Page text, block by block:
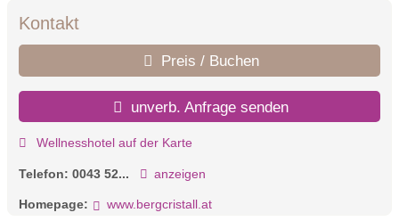
Kontakt
Preis / Buchen
unverb. Anfrage senden
Wellnesshotel auf der Karte
Telefon: 0043 52... anzeigen
Homepage: www.bergcristall.at